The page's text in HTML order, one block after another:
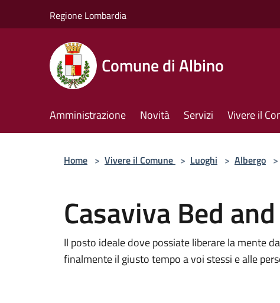
Regione Lombardia
Comune di Albino
Amministrazione Novità Servizi Vivere il
Home > Vivere il Comune > Luoghi > Albergo >
Casaviva Bed
Il posto ideale dove possiate liberare la mente
finalmente il giusto tempo a voi stessi e alle